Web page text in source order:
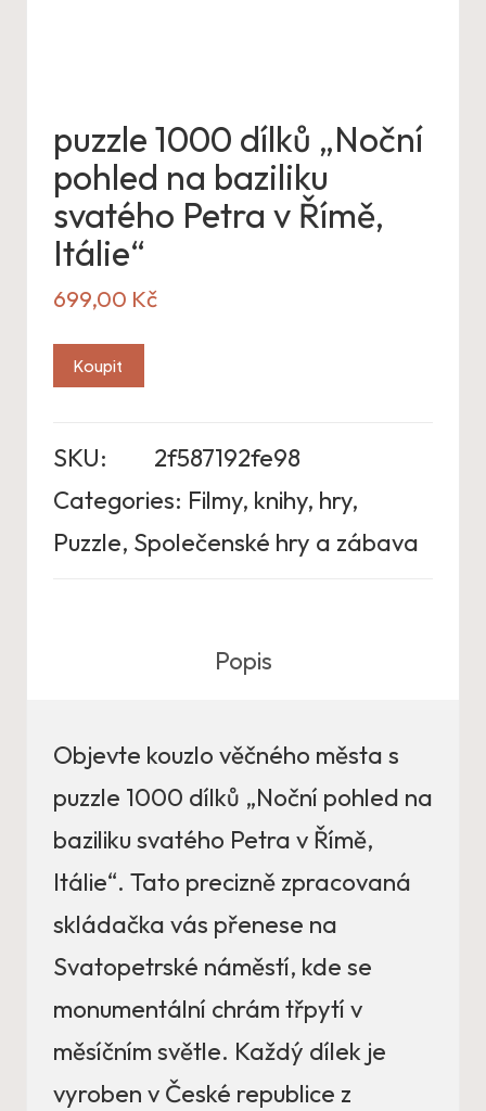
puzzle 1000 dílků „Noční
pohled na baziliku
svatého Petra v Římě,
Itálie“
699,00 Kč
Koupit
SKU:
2f587192fe98
Categories: Filmy, knihy, hry,
Puzzle, Společenské hry a zábava
Popis
Objevte kouzlo věčného města s
puzzle 1000 dílků „Noční pohled na
baziliku svatého Petra v Římě,
Itálie“. Tato precizně zpracovaná
skládačka vás přenese na
Svatopetrské náměstí, kde se
monumentální chrám třpytí v
měsíčním světle. Každý dílek je
vyroben v České republice z